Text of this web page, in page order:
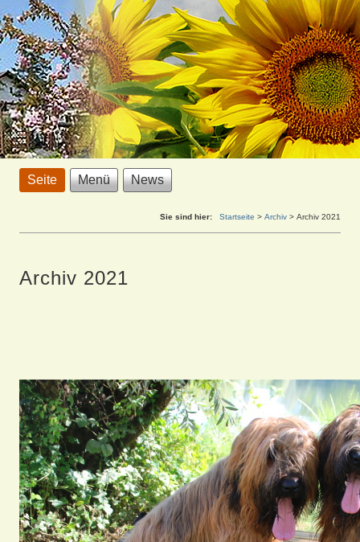
Seite Menü News
Sie sind hier: Startseite > Archiv > Archiv 2021
Archiv 2021